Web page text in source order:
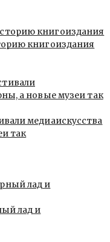
книгоиздания
медиаискусства
так
лад и